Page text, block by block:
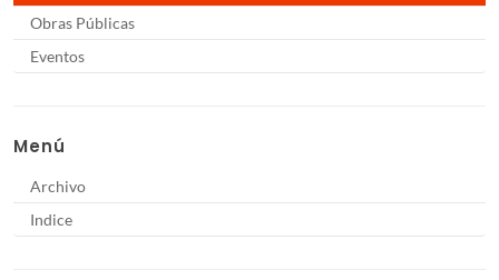
Obras Públicas
Eventos
Menú
Archivo
Indice